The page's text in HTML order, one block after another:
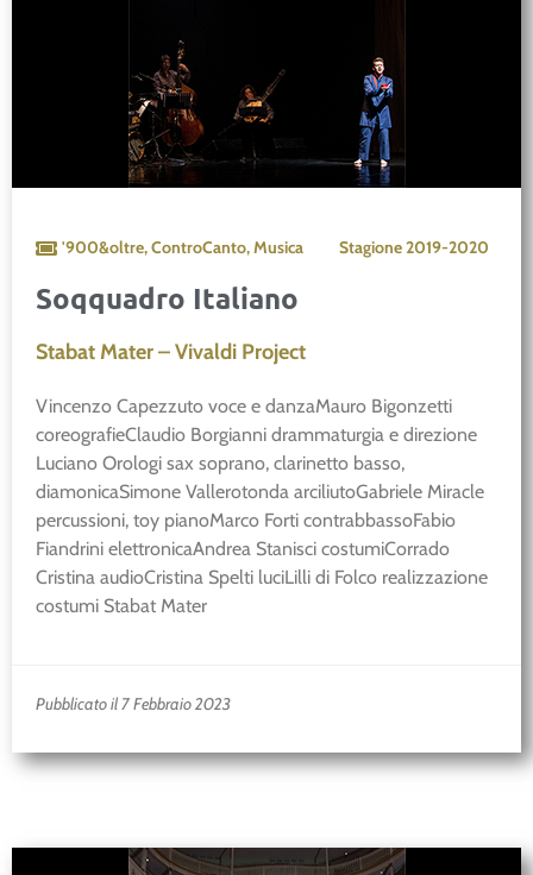
'900&oltre,ControCanto,Musica Stagione2019-2020
Soqquadro Italiano
Stabat Mater – Vivaldi Project
Vincenzo Capezzuto voce e danzaMauro Bigonzetti
coreografieClaudio Borgianni drammaturgia e direzione
Luciano Orologi sax soprano, clarinetto basso,
diamonicaSimone Vallerotonda arciliutoGabriele Miracle
percussioni, toy pianoMarco Forti contrabbassoFabio
Fiandrini elettronicaAndrea Stanisci costumiCorrado
Cristina audioCristina Spelti luciLilli di Folco realizzazione
costumi Stabat Mater
Pubblicato il 7 Febbraio 2023